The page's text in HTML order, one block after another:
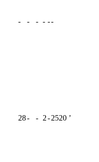
- - - - --
28- - 2-2520 ʼ